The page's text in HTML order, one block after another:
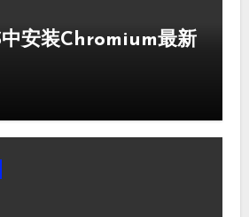
安装Chromium最新